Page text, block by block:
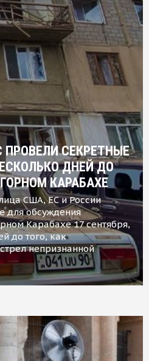
СЕКРЕТНЫЕ
ДНЕЙ ДО
КАРАБАХЕ
США, ЕС и России
для обсуждения
Карабахе 17 сентября,
до того, как
непризнанной